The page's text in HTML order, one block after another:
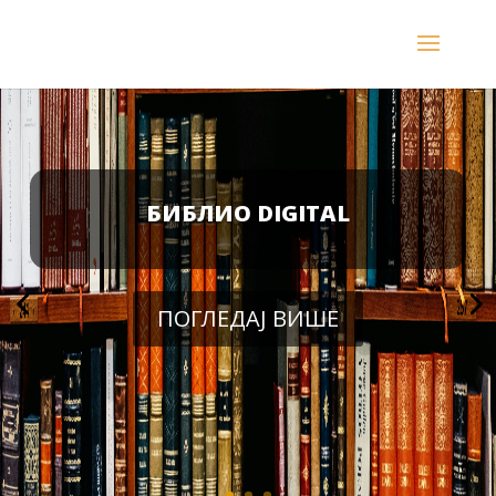
БИБЛИО DIGITAL
ПОГЛЕДАЈ ВИШЕ